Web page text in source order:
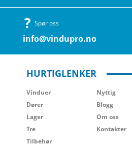
Spør oss
info@vindupro.no
HURTIGLENKER
Vinduer
Dører
Lager
Tre
Tilbehør
Nyttig
Blogg
Om oss
Kontakter